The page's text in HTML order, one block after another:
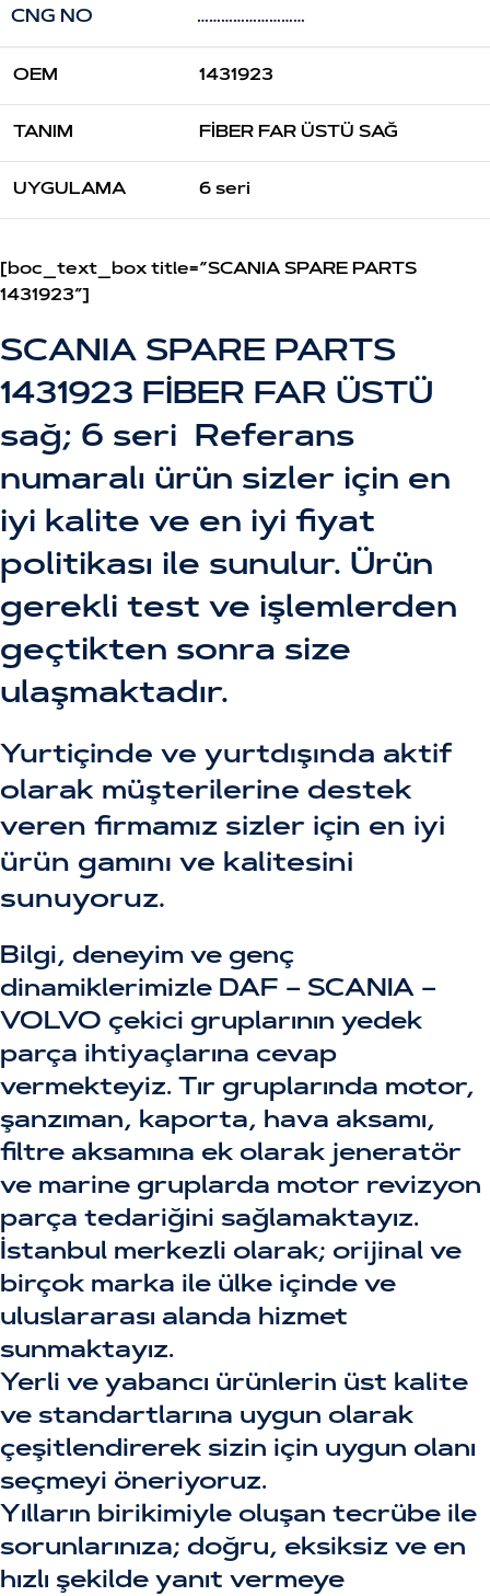
CNG NO ………………………
OEM 1431923
TANIM FİBER FAR ÜSTÜ SAĞ
UYGULAMA 6 seri
[boc_text_box title=”SCANIA SPARE PARTS
1431923″]
SCANIA SPARE PARTS
1431923 FİBER FAR ÜSTÜ
sağ; 6 seri Referans
numaralı ürün sizler için en
iyi kalite ve en iyi fiyat
politikası ile sunulur. Ürün
gerekli test ve işlemlerden
geçtikten sonra size
ulaşmaktadır.
Yurtiçinde ve yurtdışında aktif
olarak müşterilerine destek
veren firmamız sizler için en iyi
ürün gamını ve kalitesini
sunuyoruz.
Bilgi, deneyim ve genç
dinamiklerimizle DAF – SCANIA –
VOLVO çekici gruplarının yedek
parça ihtiyaçlarına cevap
vermekteyiz. Tır gruplarında motor,
şanzıman, kaporta, hava aksamı,
filtre aksamına ek olarak jeneratör
ve marine gruplarda motor revizyon
parça tedariğini sağlamaktayız.
İstanbul merkezli olarak; orijinal ve
birçok marka ile ülke içinde ve
uluslararası alanda hizmet
sunmaktayız.
Yerli ve yabancı ürünlerin üst kalite
ve standartlarına uygun olarak
çeşitlendirerek sizin için uygun olanı
seçmeyi öneriyoruz.
Yılların birikimiyle oluşan tecrübe ile
sorunlarınıza; doğru, eksiksiz ve en
hızlı şekilde yanıt vermeye